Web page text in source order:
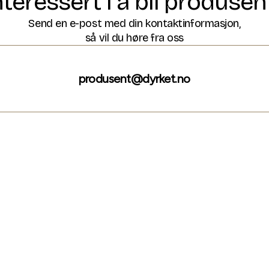
Send en e-post med din kontaktinformasjon,
så vil du høre fra oss
produsent@dyrket.no